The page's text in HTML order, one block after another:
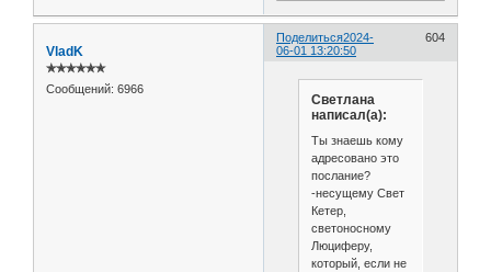
Поделиться 604
2024-
06-01 13:20:50
VladK
✯✯✯✯✯✯
Сообщений: 6966
Светлана
написал(а):
Ты знаешь кому
адресовано это
послание?
-несущему Свет
Кетер,
светоносному
Люциферу,
который, если не